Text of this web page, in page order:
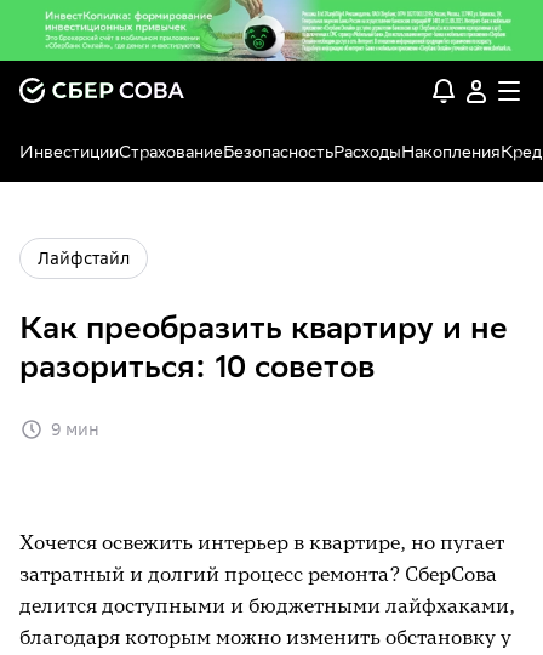
ИнвестицииСтрахованиеБезопасностьРасходыНакопления
Лайфстайл
Как преобразить квартиру и не
разориться: 10 советов
9 мин
Хочется освежить интерьер в квартире, но пугает
затратный и долгий процесс ремонта? СберСова
делится доступными и бюджетными лайфхаками,
благодаря которым можно изменить обстановку у